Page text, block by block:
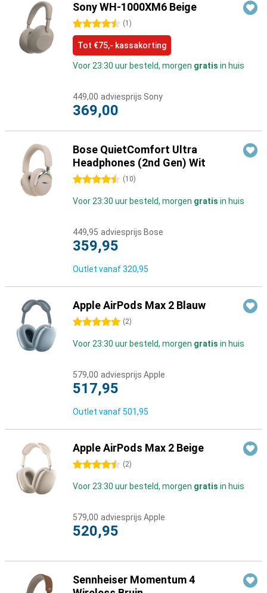
Sony WH-1000XM6 Beige
4.5 sterren (1 )
Tot €75,- kassakorting
Voor 23:30 uur besteld, morgen gratis in huis
449,00 adviesprijs Sony
369,00
Bose QuietComfort Ultra
Headphones (2nd Gen) Wit
4.5 sterren (10)
Voor 23:30 uur besteld, morgen gratis in huis
449,95 adviesprijs Bose
359,95
Outlet vanaf320,95
Apple AirPods Max 2 Blauw
5 sterren (2)
Voor 23:30 uur besteld, morgen gratis in huis
579,00 adviesprijs Apple
517,95
Outlet vanaf501,95
Apple AirPods Max 2 Beige
4.5 sterren (2)
Voor 23:30 uur besteld, morgen gratis in huis
579,00 adviesprijs Apple
520,95
Sennheiser Momentum 4